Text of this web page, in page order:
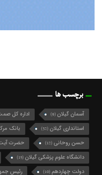
برچسب ها
آسمان گیلان (9) اداره کل
استانداری گیلان (32) بانک
حسن روحانی (12) حضرت
دانشگاه علوم پزشکی گیلان (15)
دولت چهاردهم (10) رئیس